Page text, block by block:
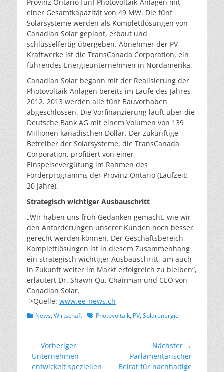
einer Gesamtkapazität von 49 MW. Die fünf
Solarsysteme werden als Komplettlösungen von
Canadian Solar geplant, erbaut und
schlüsselfertig übergeben. Abnehmer der PV-
Kraftwerke ist die TransCanada Corporation, ein
führendes Energieunternehmen in Nordamerika.
Canadian Solar begann mit der Realisierung der
Photovoltaik-Anlagen bereits im Laufe des Jahres
2012. 2013 werden alle fünf Bauvorhaben
abgeschlossen. Die Vorfinanzierung läuft über die
Deutsche Bank AG mit einem Volumen von 139
Millionen kanadischen Dollar. Der zukünftige
Betreiber der Solarsysteme, die TransCanada
Corporation, profitiert von einer
Einspeisevergütung im Rahmen des
Förderprogramms der Provinz Ontario (Laufzeit:
20 Jahre).
Strategisch wichtiger Ausbauschritt
„Wir haben uns früh Gedanken gemacht, wie wir
den Anforderungen unserer Kunden noch besser
gerecht werden können. Der Geschäftsbereich
Komplettlösungen ist in diesem Zusammenhang
ein strategisch wichtiger Ausbauschritt, um auch
in Zukunft weiter im Markt erfolgreich zu bleiben“,
erläutert Dr. Shawn Qu, Chairman und CEO von
Canadian Solar.
->Quelle: www.ee-news.ch
Kategorien
News, Wirtschaft Schlagworte
Photovoltaik, PV, Solarenergie
Beitragsnavigation
← Vorheriger
Vorheriger
Beitrag:
Unternehmen
entwickelt speziellen
Nächster →
Nächster
Beitrag:
Parlamentarischer
Beirat für nachhaltige